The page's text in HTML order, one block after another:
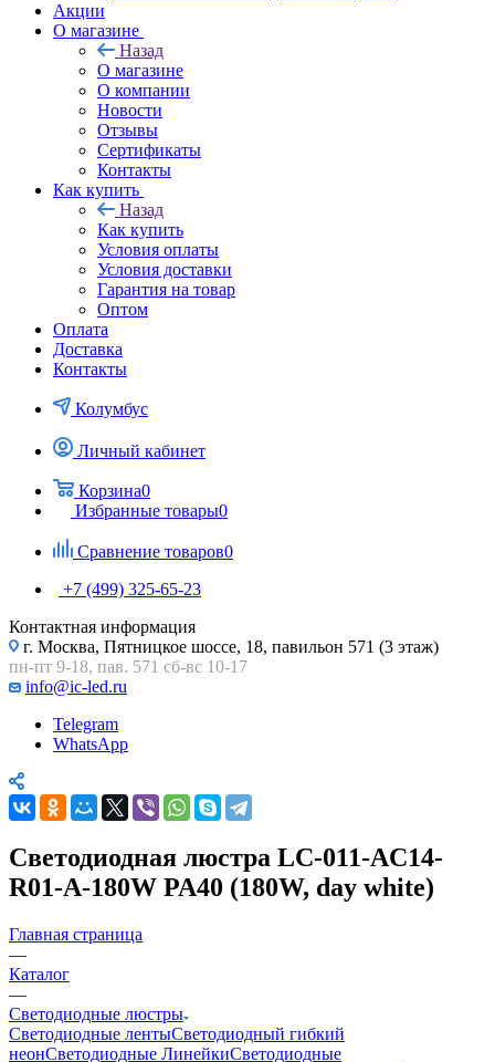
Акции
О магазине
Назад
О магазине
О компании
Новости
Отзывы
Сертификаты
Контакты
Как купить
Назад
Как купить
Условия оплаты
Условия доставки
Гарантия на товар
Оптом
Оплата
Доставка
Контакты
Колумбус
Личный кабинет
Корзина0
Избранные товары0
Сравнение товаров0
+7 (499) 325-65-23
Контактная информация
г. Москва, Пятницкое шоссе, 18, павильон 571 (3 этаж)
пн-пт 9-18, пав. 571 сб-вс 10-17
info@ic-led.ru
Telegram
WhatsApp
Светодиодная люстра LC-011-AC14-
R01-A-180W PA40 (180W, day white)
Главная страница
—
Каталог
—
Светодиодные люстры
Светодиодные лентыСветодиодный гибкий
неонСветодиодные ЛинейкиСветодиодные